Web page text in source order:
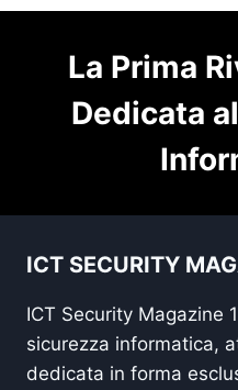
La Prima
Dedicata
ICT SECURITY
ICT Security Magazine
sicurezza informatica,
dedicata in forma